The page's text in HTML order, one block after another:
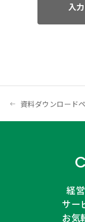
な開示要請によ
個人情報のご提供
す。利用の範囲は
用することがあ
受け入れを拒否す
は正しく表示さ
入
資料ダウンロード
経
サー
お気